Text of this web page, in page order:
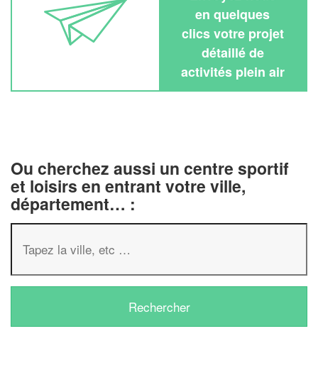
en quelques
clics votre projet
détaillé de
activités plein air
Ou cherchez aussi un centre sportif
et loisirs en entrant votre ville,
département… :
✕
Vous êtes un
professionnel ?